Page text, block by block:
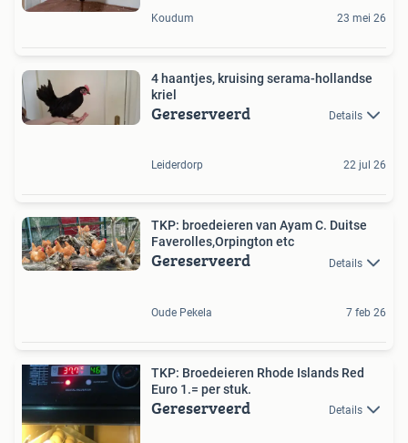
Koudum 23 mei 26
4 haantjes, kruising serama-hollandse
kriel
Gereserveerd Details
Leiderdorp 22 jul 26
TKP: broedeieren van Ayam C. Duitse
Faverolles,Orpington etc
Gereserveerd Details
Oude Pekela 7 feb 26
TKP: Broedeieren Rhode Islands Red
Euro 1.= per stuk.
Gereserveerd Details